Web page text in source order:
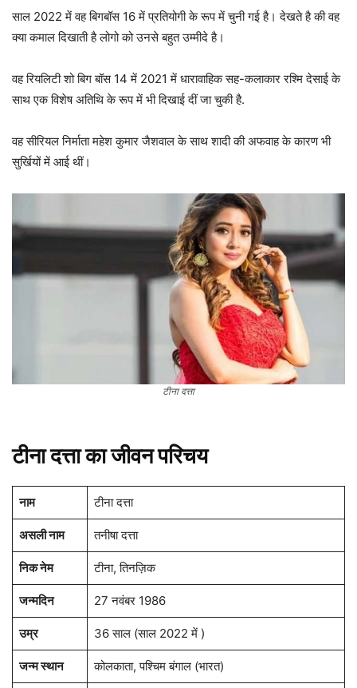
साल 2022 में वह बिगबॉस 16 में प्रतियोगी के रूप में चुनी गई है। देखते है की वह
क्या कमाल दिखाती है लोगो को उनसे बहुत उम्मीदे है।
वह रियलिटी शो बिग बॉस 14 में 2021 में धारावाहिक सह-कलाकार रश्मि देसाई के
साथ एक विशेष अतिथि के रूप में भी दिखाई दीं जा चुकी है.
वह सीरियल निर्माता महेश कुमार जैशवाल के साथ शादी की अफवाह के कारण भी
सुर्खियों में आई थीं।
टीना दत्ता
टीना दत्ताका जीवन परिचय
नाम टीना दत्ता
असली नाम तनीषा दत्ता
निक नेम टीना, तिनज़िक
जन्मदिन 27 नवंबर 1986
उम्र 36 साल (साल 2022 में )
जन्म स्थान कोलकाता, पश्चिम बंगाल (भारत)